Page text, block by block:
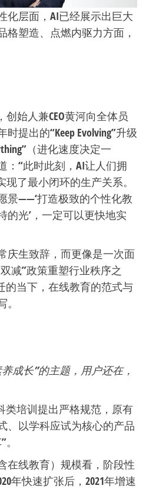
化层面，AI已经展示出巨大
格塑造、点燃内驱力方面，
始人兼CEO黄河向全体员
提出的“Keep Evolving”升级
（进化速度决定一
：“此时此刻，AI让人们拥
了最小闭环的生产关系。
景——‘打造极致的个性化教
的光’，一定可以更快地实
庆生致辞，而更像是一次面
减”政策重塑行业秩序之
的当下，在线教育的范式与
成长”的主题，用户还在，
类培训提出严格规范，原有
、以学科应试为核心的产品
。
在线教育）规模看，阶段性
年快速扩张后，2021年增速